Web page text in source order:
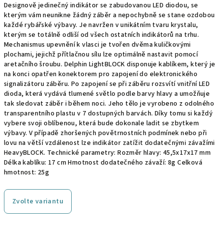
Designově jedinečný indikátor se zabudovanou LED diodou, se
kterým vám neunikne žádný záběr a nepochybně se stane ozdobou
každé rybářské výbavy. Je navržen v unikátním tvaru krystalu,
kterým se totálně odliší od všech ostatních indikátorů na trhu.
Mechanismus upevnění k vlasci je tvořen dvěma kuličkovými
plochami, jejichž přítlačnou sílu lze optimálně nastavit pomocí
aretačního šroubu. Delphin LightBLOCK disponuje kablíkem, který je
na konci opatřen konektorem pro zapojení do elektronického
signalizátoru záběru. Po zapojení se při záběru rozsvítí vnitřní LED
dioda, která vydává tlumené světlo podle barvy hlavy a umožňuje
tak sledovat záběr i během noci. Jeho tělo je vyrobeno z odolného
transparentního plastu v 7 dostupných barvách. Díky tomu si každý
vybere svoji oblíbenou, která bude dokonale ladit se zbytkem
výbavy. V případě zhoršených povětrnostních podmínek nebo při
lovu na větší vzdálenost lze indikátor zatížit dodatečnými závažími
HeavyBLOCK. Technické parametry: Rozměr hlavy: 45,5x17x17 mm
Délka kablíku: 17 cm Hmotnost dodatečného závaží: 8g Celková
hmotnost: 25g
Zvolte variantu